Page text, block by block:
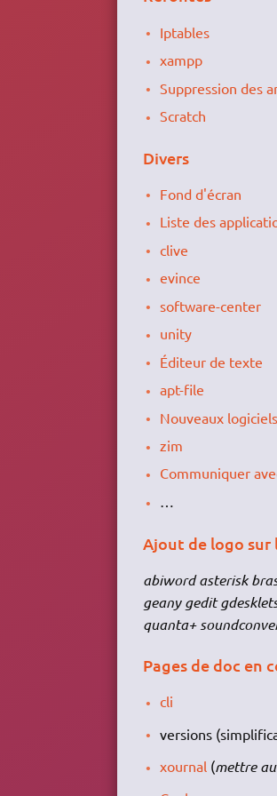
Iptables
xampp
Suppression des
Scratch
Divers
Fond d'écran
Liste des
clive
evince
software-center
unity
Éditeur de texte
apt-file
Nouveaux
zim
Communiquer
Ajout de logo sur
abiword asterisk
geany gedit
quanta+
Pages de doc en
cli
versions
xournal (mettre